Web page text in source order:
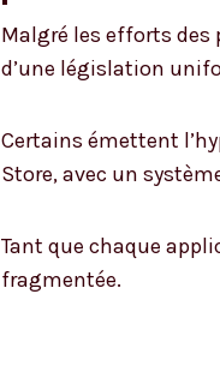
Malgré les efforts
d’une législation
Certains émettent
Store, avec un
Tant que chaque
fragmentée.